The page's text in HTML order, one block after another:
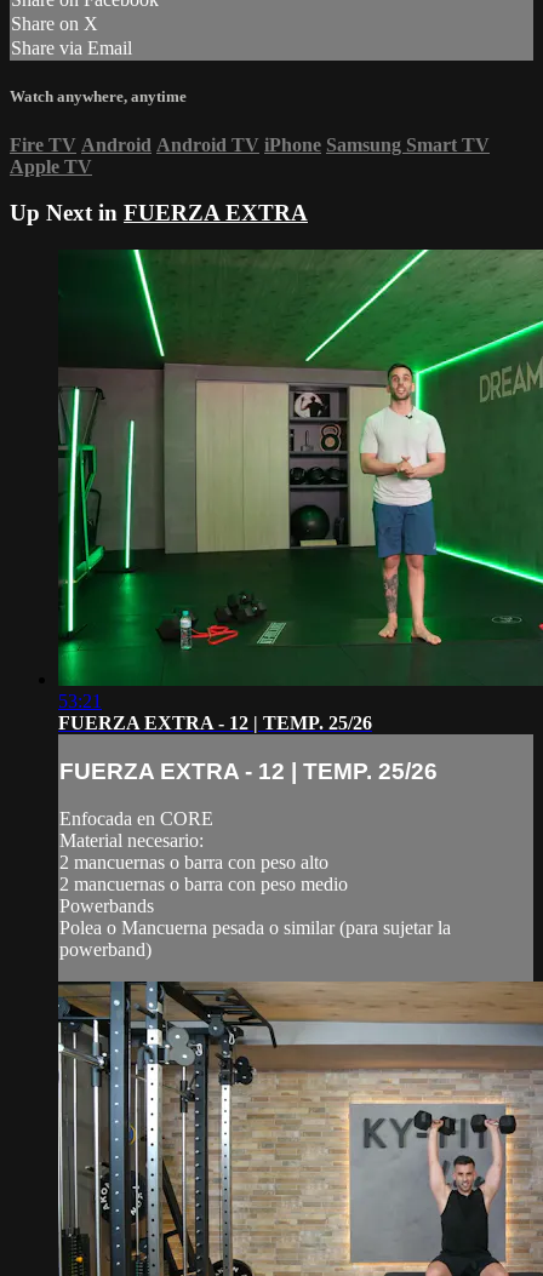
Share on X
Share via Email
Watch anywhere, anytime
Fire TV Android Android TV iPhone Samsung Smart TV
Apple TV
Up Next in FUERZA EXTRA
53:21
FUERZA EXTRA - 12 | TEMP. 25/26
FUERZA EXTRA - 12 | TEMP. 25/26
Enfocada en CORE
Material necesario:
2 mancuernas o barra con peso alto
2 mancuernas o barra con peso medio
Powerbands
Polea o Mancuerna pesada o similar (para sujetar la
powerband)